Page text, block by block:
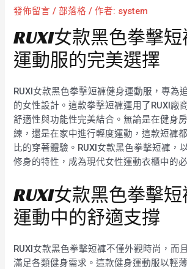
發佈留言 /部落格 / 作者: system
RUXI女款黑色拳擊
運動服的完美選擇
RUXI女款黑色拳擊短褲健身運動服，專為
的女性設計。這款拳擊短褲運用了RUXI廠
舒適性與功能性完美結合。無論是在健身
練，還是在家中進行輕度運動，這款短褲
比的穿著體驗。RUXI女款黑色拳擊短褲，
修身的特性，成為現代女性運動衣櫃中的
RUXI女款黑色拳擊
運動中的舒適支撐
RUXI女款黑色拳擊短褲不僅外觀時尚，而
滿足各類健身需求。這款健身運動服以輕